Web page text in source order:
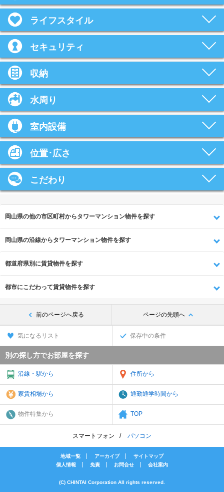
ライフスタイル
セキュリティ
収納
水周り
室内設備
位置･広さ
こだわり
岡山県の他の市区町村からタワーマンション物件を探す
岡山県の沿線からタワーマンション物件を探す
都道府県別に賃貸物件を探す
都市にこだわって賃貸物件を探す
前のページへ戻る ページの先頭へ
気になるリスト 保存中の条件
別の探し方でお部屋を探す
沿線・駅から 住所から
家賃相場から 通勤通学時間から
物件特集から TOP
スマートフォン パソコン
地域一覧 アーカイブ
サイトマップ
個人情報
免責 お問合せ 会社案内
(C) CHINTAI Corporation All rights reserved.